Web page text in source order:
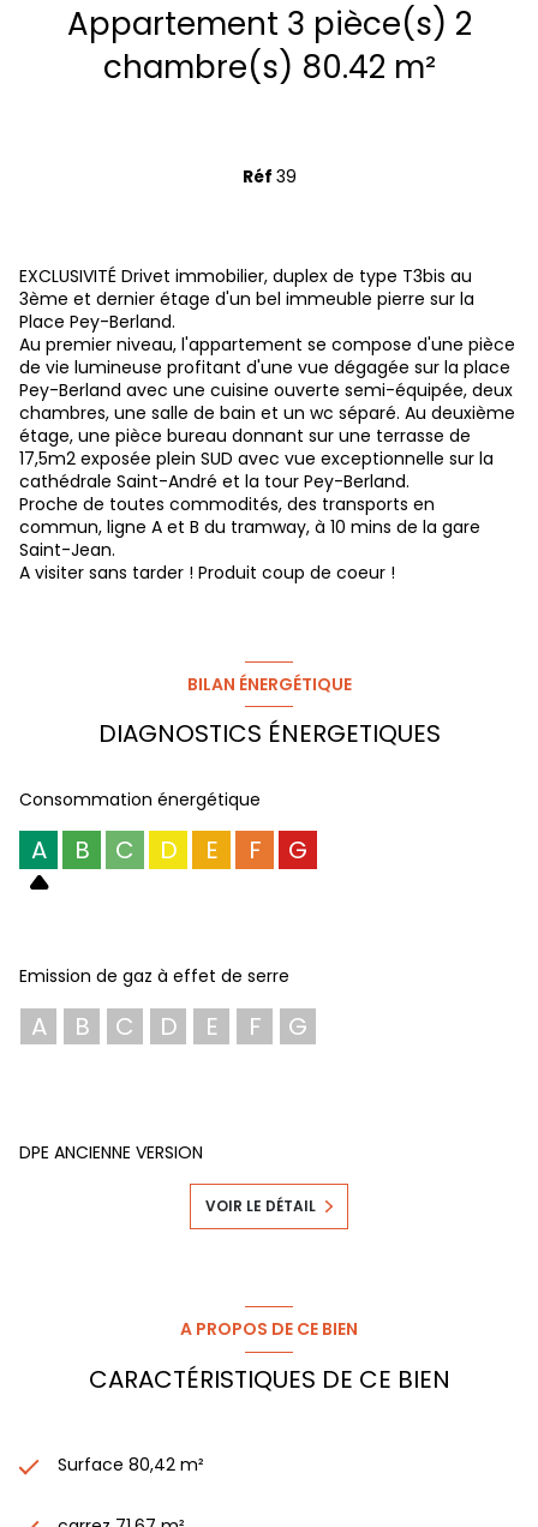
Appartement 3 pièce(s) 2
chambre(s) 80.42 m²
Réf 39
EXCLUSIVITÉ Drivet immobilier, duplex de type T3bis au
3ème et dernier étage d'un bel immeuble pierre sur la
Place Pey-Berland.
Au premier niveau, l'appartement se compose d'une pièce
de vie lumineuse profitant d'une vue dégagée sur la place
Pey-Berland avec une cuisine ouverte semi-équipée, deux
chambres, une salle de bain et un wc séparé. Au deuxième
étage, une pièce bureau donnant sur une terrasse de
17,5m2 exposée plein SUD avec vue exceptionnelle sur la
cathédrale Saint-André et la tour Pey-Berland.
Proche de toutes commodités, des transports en
commun, ligne A et B du tramway, à 10 mins de la gare
Saint-Jean.
A visiter sans tarder ! Produit coup de coeur !
BILAN ÉNERGÉTIQUE
DIAGNOSTICS ÉNERGETIQUES
Consommation énergétique
A B C D E F G
Emission de gaz à effet de serre
A B C D E F G
DPE ANCIENNE VERSION
VOIR LE DÉTAIL
A PROPOS DE CE BIEN
CARACTÉRISTIQUES DE CE BIEN
Surface 80,42 m²